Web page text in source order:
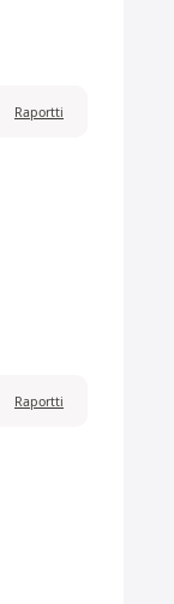
Raportti
Raportti